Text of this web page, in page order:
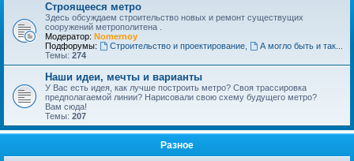
Строящееся метро
Здесь обсуждаем строительство новых и ремонт существущих
сооружений метрополитена .
Модератор: Nomernoy
Подфорумы:
Строительство и проектирование,
А могло быть и так...
Темы: 274
Наши идеи, мечты и варианты
У Вас есть идея, как лучше построить метро? Своя трассировка
предполагаемой линии? Нарисовали свою схему будущего метро?
Вам сюда!
Темы: 207
Разное